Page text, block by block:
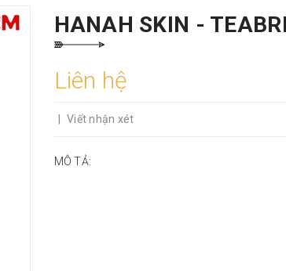
HANAH SKIN -
Liên hệ
Viết nhận xét
MÔ TẢ: